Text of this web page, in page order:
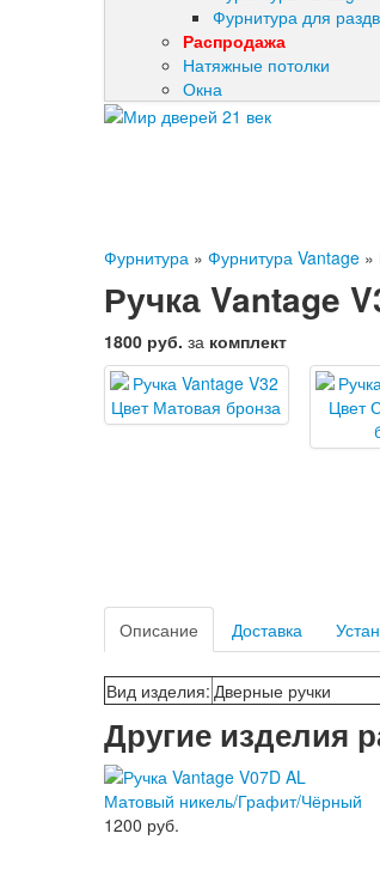
Фурнитура для
Распродажа
Натяжные потолки
Окна
Фурнитура » Фурнитура Vantage »
Ручка Vantage
1800 руб. за комплект
Описание Доставка
Вид изделия: Дверные ручки
Другие изделия
1200 руб.